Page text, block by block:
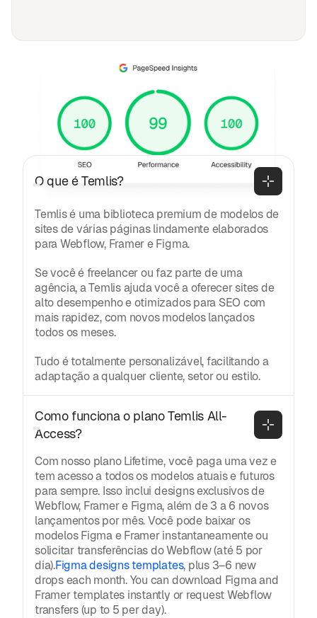
PERGUNTAS FREQUENTES
Perguntas frequentes
Geral
O que é Temlis?
Temlis é uma biblioteca premium de modelos de
sites de várias páginas lindamente elaborados
para Webflow, Framer e Figma.
Se você é freelancer ou faz parte de uma
agência, a Temlis ajuda você a oferecer sites de
alto desempenho e otimizados para SEO com
mais rapidez, com novos modelos lançados
todos os meses.
Tudo é totalmente personalizável, facilitando a
adaptação a qualquer cliente, setor ou estilo.
Como funciona o plano Temlis All-
Access?
Com nosso plano Lifetime, você paga uma vez e
tem acesso a todos os modelos atuais e futuros
para sempre. Isso inclui designs exclusivos de
Webflow, Framer e Figma, além de 3 a 6 novos
lançamentos por mês. Você pode baixar os
modelos Figma e Framer instantaneamente ou
solicitar transferências do Webflow (até 5 por
dia).Figma designs templates, plus 3–6 new
drops each month. You can download Figma and
Framer templates instantly or request Webflow
transfers (up to 5 per day).